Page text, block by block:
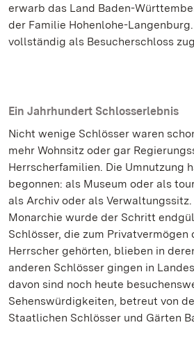
erwarb das Land Baden-
der Familie Hohenlohe-
vollständig als Besucherschloss
Ein Jahrhundert Schlosserlebnis
Nicht wenige Schlösser waren
mehr Wohnsitz oder gar
Herrscherfamilien. Die Umnutzung
begonnen: als Museum oder als
als Archiv oder als
Monarchie wurde der Schritt
Schlösser, die zum Privatvermögen
Herrscher gehörten, blieben in
anderen Schlösser gingen in
davon sind noch heute
Sehenswürdigkeiten, betreut von
Staatlichen Schlösser und Gärten